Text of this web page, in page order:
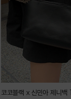
코코블랙 x 신민아 제니